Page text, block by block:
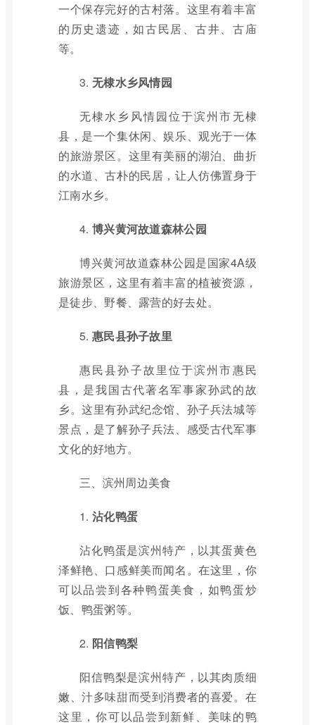
一个保存完好的古村落。这里有着丰富
的历史遗迹，如古民居、古井、古庙
等。
3. 无棣水乡风情园
无棣水乡风情园位于滨州市无棣
县，是一个集休闲、娱乐、观光于一体
的旅游景区。这里有美丽的湖泊、曲折
的水道、古朴的民居，让人仿佛置身于
江南水乡。
4. 博兴黄河故道森林公园
博兴黄河故道森林公园是国家4A级
旅游景区，这里有着丰富的植被资源，
是徒步、野餐、露营的好去处。
5. 惠民县孙子故里
惠民县孙子故里位于滨州市惠民
县，是我国古代著名军事家孙武的故
乡。这里有孙武纪念馆、孙子兵法城等
景点，是了解孙子兵法、感受古代军事
文化的好地方。
三、滨州周边美食
1. 沾化鸭蛋
沾化鸭蛋是滨州特产，以其蛋黄色
泽鲜艳、口感鲜美而闻名。在这里，你
可以品尝到各种鸭蛋美食，如鸭蛋炒
饭、鸭蛋粥等。
2. 阳信鸭梨
阳信鸭梨是滨州特产，以其肉质细
嫩、汁多味甜而受到消费者的喜爱。在
这里，你可以品尝到新鲜、美味的鸭